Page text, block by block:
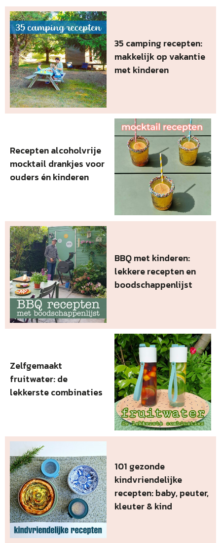
35 camping recepten:
makkelijk op vakantie
met kinderen
Recepten alcoholvrije
mocktail drankjes voor
ouders én kinderen
BBQ met kinderen:
lekkere recepten en
boodschappenlijst
Zelfgemaakt
fruitwater: de
lekkerste combinaties
101 gezonde
kindvriendelijke
recepten: baby, peuter,
kleuter & kind